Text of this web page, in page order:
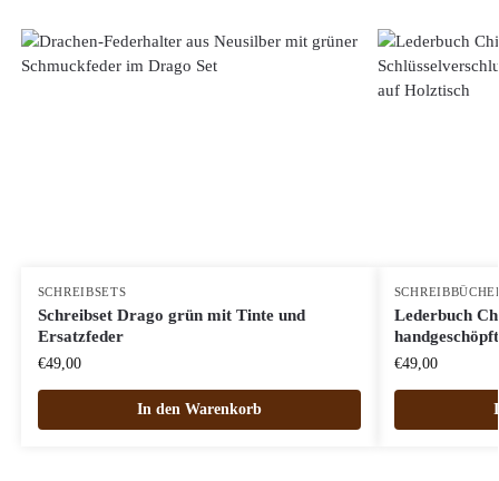
SCHREIBSETS
Schreibset Drago grün mit Tinte und
Ersatzfeder
€49,00
In den Warenkorb
Lederbuch
€49,00